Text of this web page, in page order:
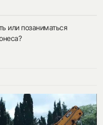
или позаниматься